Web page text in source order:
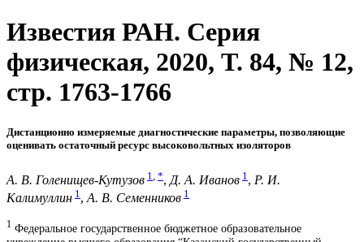
Известия РАН. Серия
физическая, 2020, T. 84, № 12,
стр. 1763-1766
Дистанционно измеряемые диагностические параметры, позволяющие
оценивать остаточный ресурс высоковольтных изоляторов
А. В. Голенищев-Кутузов 1 *, Д. А. Иванов 1 , Р. И.
Калимуллин 1,А. В. Семенников 1
1 Федеральное государственное бюджетное образовательное